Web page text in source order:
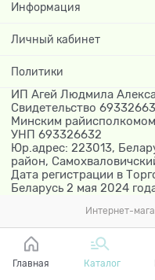
Информация
Личный кабинет
Политики
ИП Агей Людмила
Свидетельство
Минским райисполкомом
УНП 693326632
Юр.адрес: 223013,
район,
Дата регистрации в
Беларусь 2 мая 2024
Интернет-
Главная Каталог